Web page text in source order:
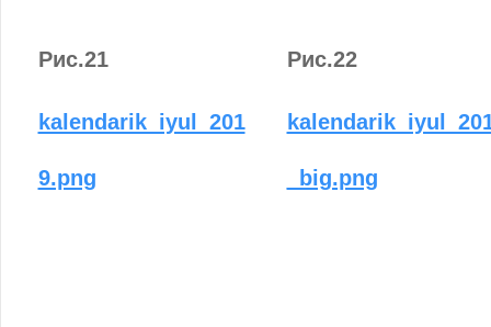
Рис.21
kalendarik_iyul_201
9.png
Рис.22
_big.png